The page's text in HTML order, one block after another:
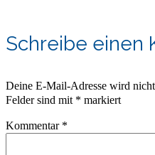
Schreibe einen
Deine E-Mail-Adresse wird
Felder sind mit * markiert
Kommentar *